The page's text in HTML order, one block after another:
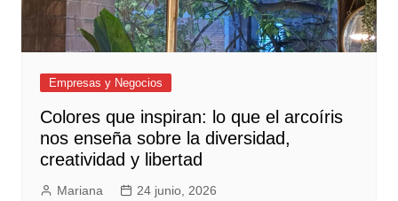
Empresas y Negocios
Colores que inspiran: lo que el arcoíris
nos enseña sobre la diversidad,
creatividad y libertad
Mariana 24 junio, 2026